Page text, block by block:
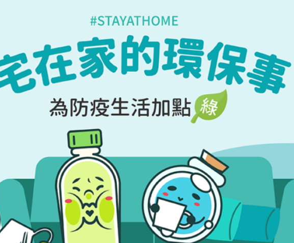
＆減碳
不知不覺也變多了；而足不出戶的時間一長，冷氣用電也就大幅增加！一起來學學宅在家的減廢